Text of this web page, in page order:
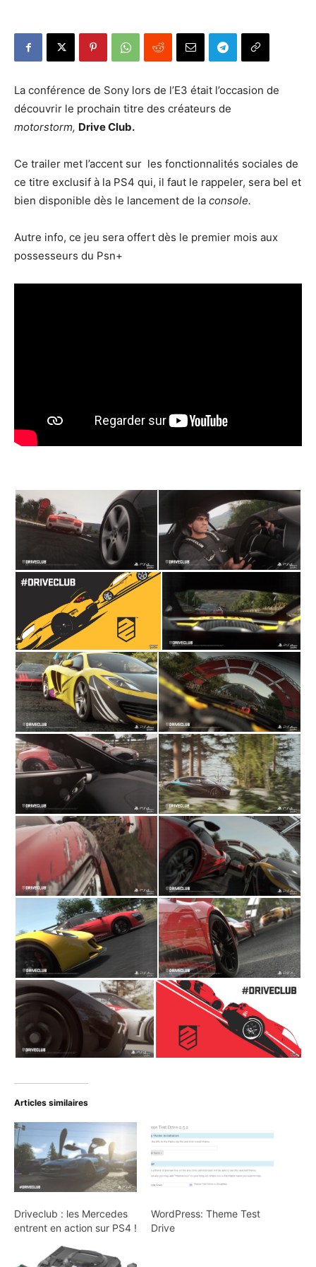
La conférence de Sony lors de l’E3 était l’occasion de
découvrir le prochain titre des créateurs de
motorstorm, Drive Club.
Ce trailer met l’accent sur les fonctionnalités sociales de
ce titre exclusif à la PS4 qui, il faut le rappeler, sera bel et
bien disponible dès le lancement de la console.
Autre info, ce jeu sera offert dès le premier mois aux
possesseurs du Psn+
Articles similaires
Driveclub : les Mercedes
entrent en action sur PS4 !
WordPress: Theme Test
Drive